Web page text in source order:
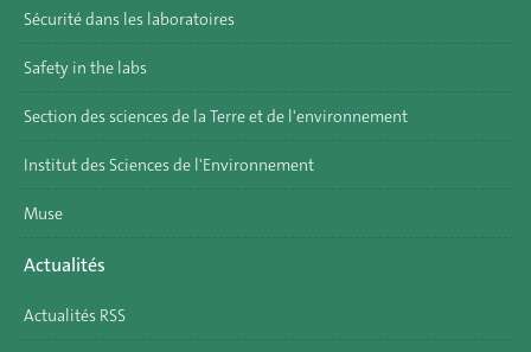
Sécurité dans les laboratoires
Safety in the labs
Section des sciences de la Terre et de l'environnement
Institut des Sciences de l'Environnement
Muse
Actualités
Actualités RSS